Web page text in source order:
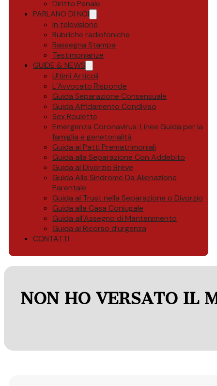
Diritto Penale
PARLANO DI NOI
In televisione
Rubriche radiofoniche
Rassegna Stampa
Testimonianze
GUIDE & NEWS
Ultimi Articoli
L’Avvocato Risponde
Guida Separazione Consensuale
Guida Affidamento Condiviso
Sex Roulette
Emergenza Coronavirus: Linee Guida per la
famiglia e genetorialità
Guida ai Patti Prematrimoniali
Guida alla Separazione Con Addebito
Guida al Divorzio Breve
Guida Alla Sindrome Da Alienazione
Parentale
Guida al Trust nella Separazione o Divorzio
Guida alla Casa Coniugale
Guida all’Assegno di Mantenimento
Guida al Ricorso d’urgenza
CONTATTI
NON HO VERSATO IL